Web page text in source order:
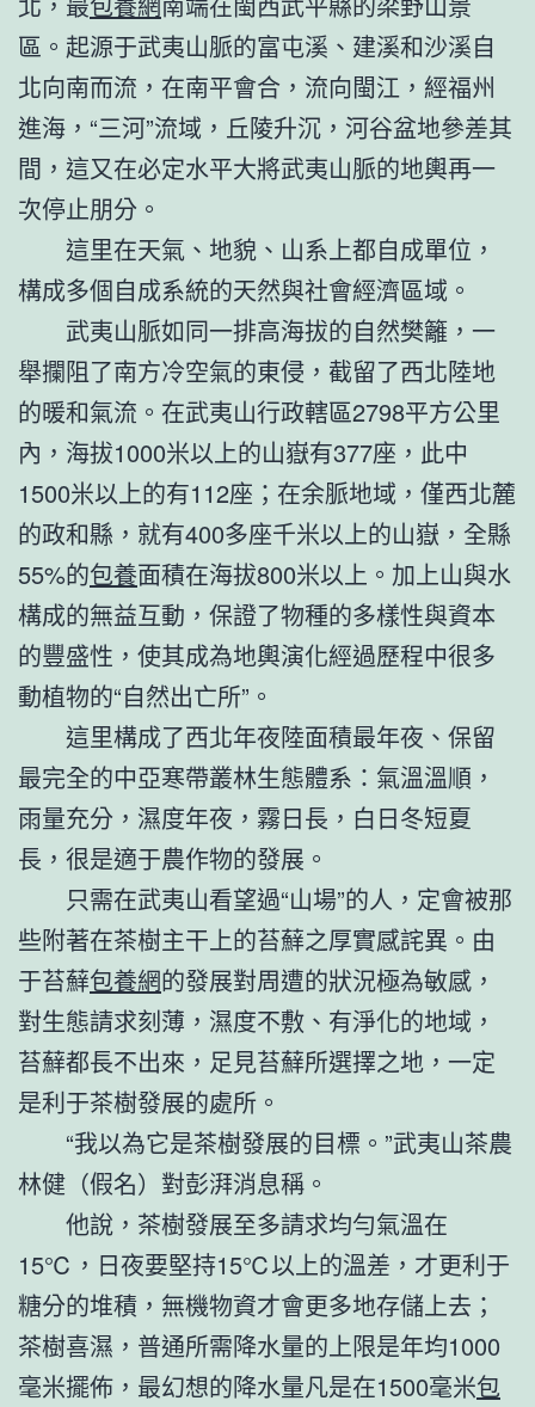
區。起源于武夷山脈的富屯溪、建溪和沙溪自
北向南而流，在南平會合，流向閩江，經福州
進海，“三河”流域，丘陵升沉，河谷盆地參差其
間，這又在必定水平大將武夷山脈的地輿再一
次停止朋分。
這里在天氣、地貌、山系上都自成單位，
構成多個自成系統的天然與社會經濟區域。
武夷山脈如同一排高海拔的自然樊籬，一
舉攔阻了南方冷空氣的東侵，截留了西北陸地
的暖和氣流。在武夷山行政轄區2798平方公里
內，海拔1000米以上的山嶽有377座，此中
1500米以上的有112座；在余脈地域，僅西北麓
的政和縣，就有400多座千米以上的山嶽，全縣
55%的包養面積在海拔800米以上。加上山與水
構成的無益互動，保證了物種的多樣性與資本
的豐盛性，使其成為地輿演化經過歷程中很多
動植物的“自然出亡所”。
這里構成了西北年夜陸面積最年夜、保留
最完全的中亞寒帶叢林生態體系：氣溫溫順，
雨量充分，濕度年夜，霧日長，白日冬短夏
長，很是適于農作物的發展。
只需在武夷山看望過“山場”的人，定會被那
些附著在茶樹主干上的苔蘚之厚實感詫異。由
于苔蘚包養網的發展對周遭的狀況極為敏感，
對生態請求刻薄，濕度不敷、有淨化的地域，
苔蘚都長不出來，足見苔蘚所選擇之地，一定
是利于茶樹發展的處所。
“我以為它是茶樹發展的目標。”武夷山茶農
林健（假名）對彭湃消息稱。
他說，茶樹發展至多請求均勻氣溫在
15℃，日夜要堅持15℃以上的溫差，才更利于
糖分的堆積，無機物資才會更多地存儲上去；
茶樹喜濕，普通所需降水量的上限是年均1000
毫米擺佈，最幻想的降水量凡是在1500毫米包